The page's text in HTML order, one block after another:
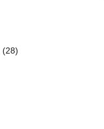
(28)